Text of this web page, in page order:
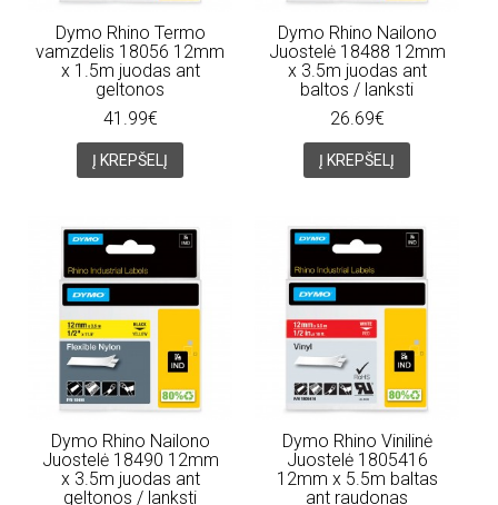
Dymo Rhino Termo
vamzdelis 18056 12mm
x 1.5m juodas ant
geltonos
41.99€
Į KREPŠELĮ
Dymo Rhino Nailono
Juostelė 18488 12mm
x 3.5m juodas ant
baltos / lanksti
26.69€
Į KREPŠELĮ
Dymo Rhino Nailono
Juostelė 18490 12mm
x 3.5m juodas ant
geltonos / lanksti
Dymo Rhino Vinilinė
Juostelė 1805416
12mm x 5.5m baltas
ant raudonas